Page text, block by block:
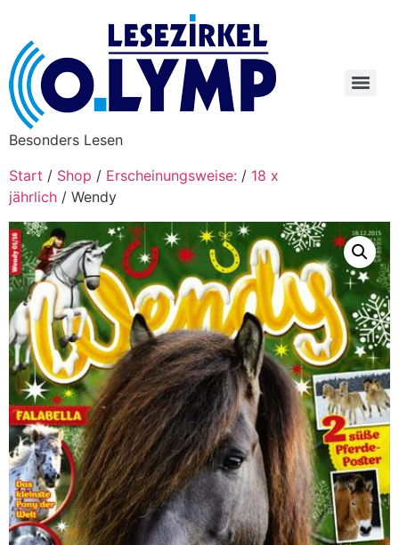
Besonders Lesen
Start / Shop / Erscheinungsweise: / 18 x
jährlich / Wendy